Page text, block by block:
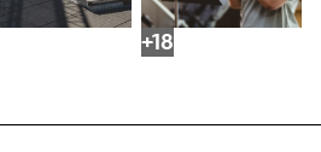
+18